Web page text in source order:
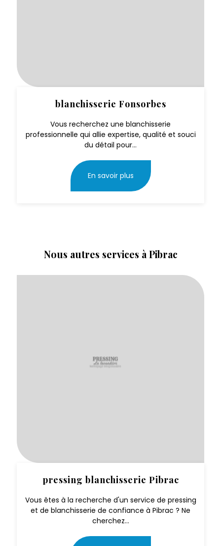
blanchisserie Fonsorbes
Vous recherchez une blanchisserie
professionnelle qui allie expertise, qualité et souci
du détail pour...
En savoir plus
Nous autres services à Pibrac
pressing blanchisserie Pibrac
Vous êtes à la recherche d'un service de pressing
et de blanchisserie de confiance à Pibrac ? Ne
cherchez...